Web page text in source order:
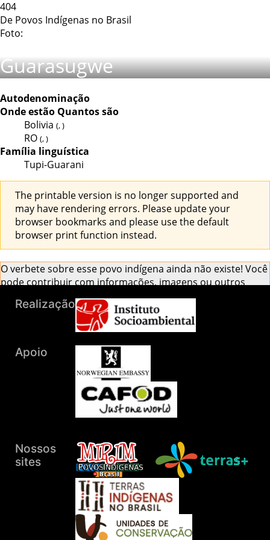
404
De Povos Indígenas no Brasil
Foto:
Guarasugwe
Autodenominação
Onde estão Quantos são
Bolivia (, )
RO (, )
Família linguística
Tupi-Guarani
The printable version is no longer supported and
may have rendering errors. Please update your
browser bookmarks and please use the default
browser print function instead.
O verbete sobre esse povo indígena ainda não existe! Você
pode contribuir com informações, imagens ou outros
falando conosco!